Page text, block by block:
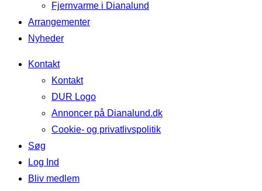
Fjernvarme i Dianalund
Arrangementer
Nyheder
Kontakt
Kontakt
DUR Logo
Annoncer på Dianalund.dk
Cookie- og privatlivspolitik
Søg
Log Ind
Bliv medlem